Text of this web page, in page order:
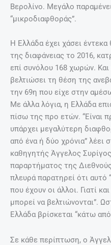
Βερολίνο. Μεγάλο
“μικροδιαφθοράς”.
Η Ελλάδα έχει χάσει
της διαφάνειας το 2016,
επί συνόλου 168 χωρών.
βελτιώσει τη θέση της
την 69η που είχε στην
Με άλλα λόγια, η Ελλάδα
πίσω της προ ετών. “Είναι
υπάρχει μεγαλύτερη
από ένα ή δύο χρόνια” λέει
καθηγητής Άγγελος
παραρτήματος της
πλευρά παρατηρεί ότι αυτό
που έχουν οι άλλοι. Γιατί
μπορεί να βελτιώνονται”.
Ελλάδα βρίσκεται “κάτω
Σε κάθε περίπτωση, ο